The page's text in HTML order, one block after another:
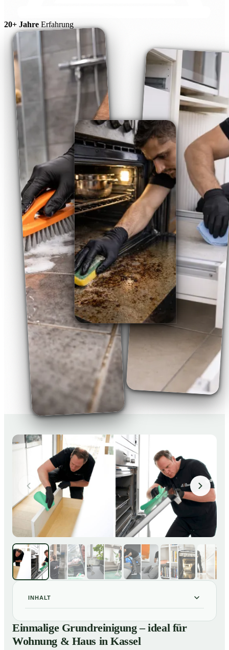
20+ Jahre Erfahrung
INHALT
Einmalige Grundreinigung – ideal für Wohnung & Haus
in Kassel
Einmalige Grundreinigung – ideal für
Wohnung & Haus in Kassel